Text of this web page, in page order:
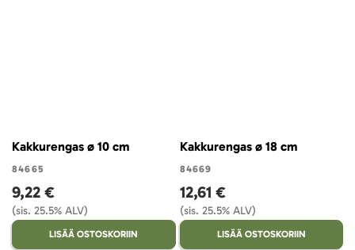
Kakkurengas ø 10 cm
84665
9,22 €
(sis. 25.5% ALV)
LISÄÄ OSTOSKORIIN
Kakkurengas ø 18 cm
84669
12,61 €
(sis. 25.5% ALV)
LISÄÄ OSTOSKORIIN